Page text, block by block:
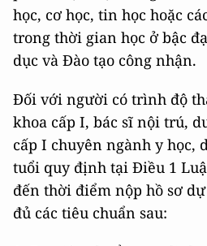
học, cơ học, tin học hoặc
trong thời gian học ở bậc
dục và Đào tạo công nhận.
Đối với người có trình độ
khoa cấp I, bác sĩ nội trú,
cấp I chuyên ngành y học,
tuổi quy định tại Điều 1
đến thời điểm nộp hồ sơ
đủ các tiêu chuẩn sau: